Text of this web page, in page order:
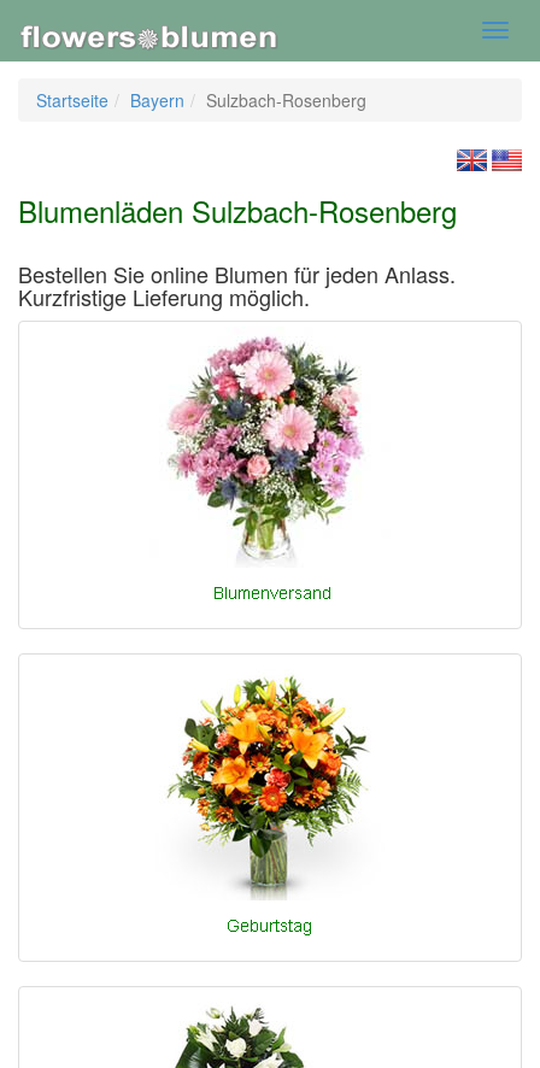
Startseite
Bayern Sulzbach-Rosenberg
Blumenläden Sulzbach-Rosenberg
Bestellen Sie online Blumen für jeden Anlass.
Kurzfristige Lieferung möglich.